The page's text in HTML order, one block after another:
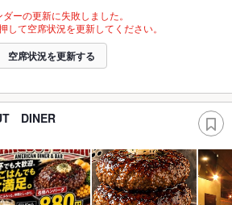
ーの更新に失敗しました。
して空席状況を更新してください。
空席状況を更新する
DINER